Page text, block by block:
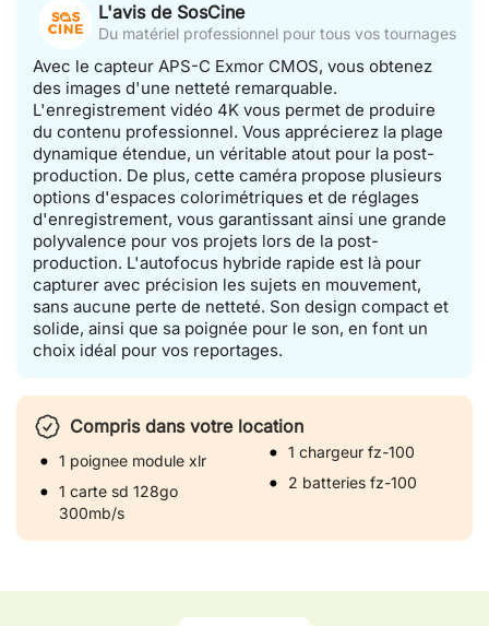
L'avis de SosCine
Du matériel professionnel pour tous vos tournages
Avec le capteur APS-C Exmor CMOS, vous obtenez
des images d'une netteté remarquable.
L'enregistrement vidéo 4K vous permet de produire
du contenu professionnel. Vous apprécierez la plage
dynamique étendue, un véritable atout pour la post-
production. De plus, cette caméra propose plusieurs
options d'espaces colorimétriques et de réglages
d'enregistrement, vous garantissant ainsi une grande
polyvalence pour vos projets lors de la post-
production. L'autofocus hybride rapide est là pour
capturer avec précision les sujets en mouvement,
sans aucune perte de netteté. Son design compact et
solide, ainsi que sa poignée pour le son, en font un
choix idéal pour vos reportages.
Compris dans votre location
1 poignee module xlr
1 carte sd 128go
300mb/s
1 chargeur fz-100
2 batteries fz-100